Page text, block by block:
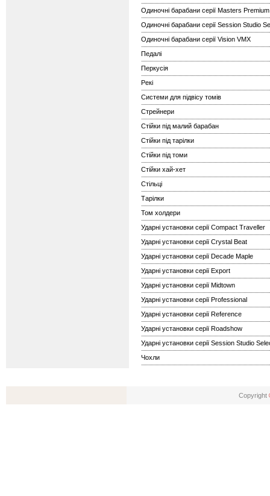
Одиночні барабани серії Masters
Одиночні барабани серії Session Studio
Одиночні барабани серії Vision VMX
Педалі
Перкусія
Рекі
Системи для підвісу томів
Стрейнери
Стійки під малий барабан
Стійки під тарілки
Стійки під томи
Стійки хай-хет
Стільці
Тарілки
Том холдери
Ударні установки серії Compact Traveller
Ударні установки серії Crystal Beat
Ударні установки серії Decade Maple
Ударні установки серії Export
Ударні установки серії Midtown
Ударні установки серії Professional
Ударні установки серії Reference
Ударні установки серії Roadshow
Ударні установки серії Session Studio
Чохли
Copyright